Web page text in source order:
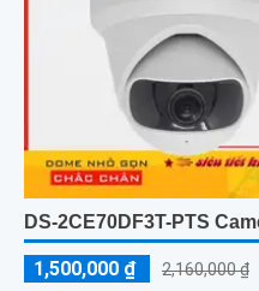
DS-2CE70DF3T-PTS
1,500,000 ₫ 2,160,000 ₫